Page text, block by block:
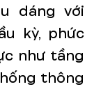
dáng với
kỳ, phức
như tầng
thông